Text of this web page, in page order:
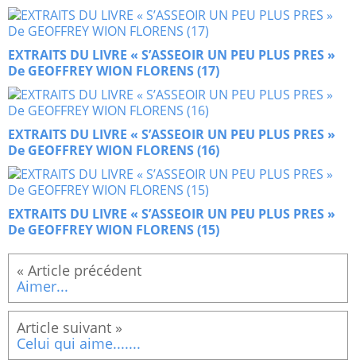
EXTRAITS DU LIVRE « S’ASSEOIR UN PEU PLUS PRES »
De GEOFFREY WION FLORENS (17)
EXTRAITS DU LIVRE « S’ASSEOIR UN PEU PLUS PRES »
De GEOFFREY WION FLORENS (16)
EXTRAITS DU LIVRE « S’ASSEOIR UN PEU PLUS PRES »
De GEOFFREY WION FLORENS (15)
Aimer...
Celui qui aime.......